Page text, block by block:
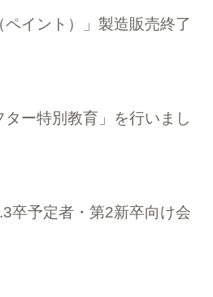
ペイント）」製造販売終了
ター特別教育」を行いまし
卒予定者・第2新卒向け会